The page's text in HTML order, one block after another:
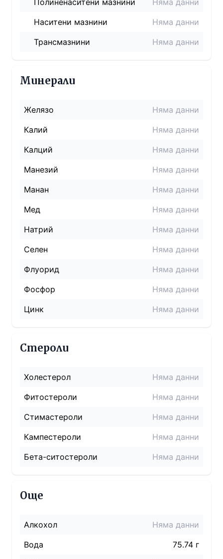
Полиненаситени мазнини
Няма данни
Наситени мазнини
Няма данни
Трансмазнини
Няма данни
Минерали
Желязо
Няма данни
Калий
Няма данни
Калций
Няма данни
Манезий
Няма данни
Манан
Няма данни
Мед
Няма данни
Натрий
Няма данни
Селен
Няма данни
Флуорид
Няма данни
Фосфор
Няма данни
Цинк
Няма данни
Стероли
Холестерол
Няма данни
Фитостероли
Няма данни
Стимастероли
Няма данни
Кампестероли
Няма данни
Бета-ситостероли
Няма данни
Още
Алкохол
Няма данни
Вода
75.74 г